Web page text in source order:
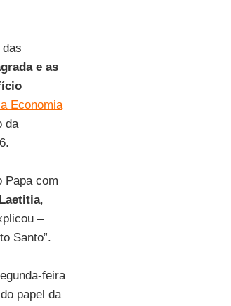
e as
Economia
da
Papa com
,
–
Santo”.
feira
papel da